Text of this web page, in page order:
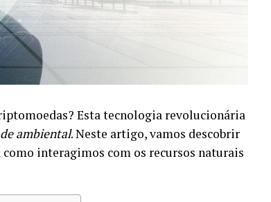
Esta tecnologia revolucionária
ambiental. Neste artigo, vamos descobrir
interagimos com os recursos naturais